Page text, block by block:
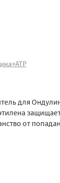
для
от